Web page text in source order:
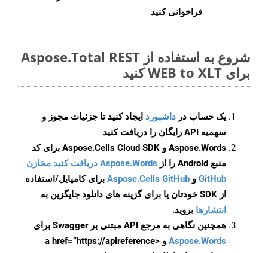
فراخوانی کنید
شروع به استفاده از Aspose.Total REST
برای WEB to XLT کنید
یک حساب در داشبورد ایجاد کنید تا جزئیات مجوز و
سهمیه API رایگان را دریافت کنید
Aspose.Words و Aspose.Cells Cloud SDK برای کد
منبع Android را از
Aspose.Words دریافت کنید مخازن
GitHub و Aspose.Cells GitHub برای کامپایل/استفاده
از SDK خودتان یا برای گزینه های دانلود جایگزین به
انتشارها بروید.
همچنین نگاهی به مرجع API مبتنی بر Swagger برای
Aspose.Words
و <a href=“https://apireference